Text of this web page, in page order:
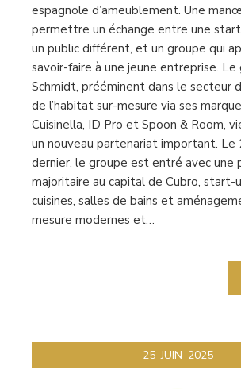
espagnole d’ameublement. Une
permettre un échange entre une
un public différent, et un groupe qui
savoir-faire à une jeune entreprise. Le
Schmidt, prééminent dans le secteur
de l’habitat sur-mesure via ses
Cuisinella, ID Pro et Spoon & Room,
un nouveau partenariat important. Le
dernier, le groupe est entré avec une
majoritaire au capital de Cubro, start-
cuisines, salles de bains et
mesure modernes et…
25 JUIN 2025